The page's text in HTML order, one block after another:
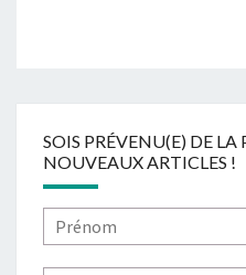
SOIS PRÉVENU(E) DE
NOUVEAUX ARTICLES !